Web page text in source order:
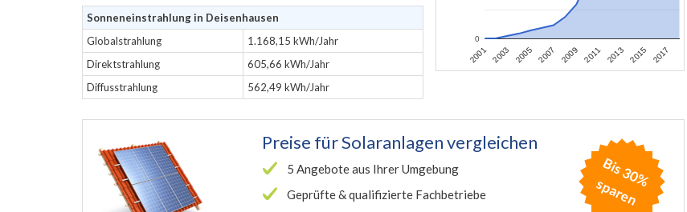
Sonneneinstrahlung in Deisenhausen
Globalstrahlung
1.168,15 kWh/Jahr
Direktstrahlung
605,66 kWh/Jahr
Diffusstrahlung
562,49 kWh/Jahr
2001 2003 2005 2007 2009 2011 2013 2015 2017
0
Preise fürSolaranlagen vergleichen
5 Angebote aus Ihrer Umgebung
Geprüfte & qualifizierte Fachbetriebe
B
is
3
0
%
s
p
a
r
e
n